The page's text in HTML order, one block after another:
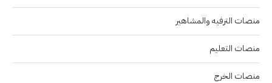
منصات الترفيه والمشاهير
منصات التعليم
منصات الخرج